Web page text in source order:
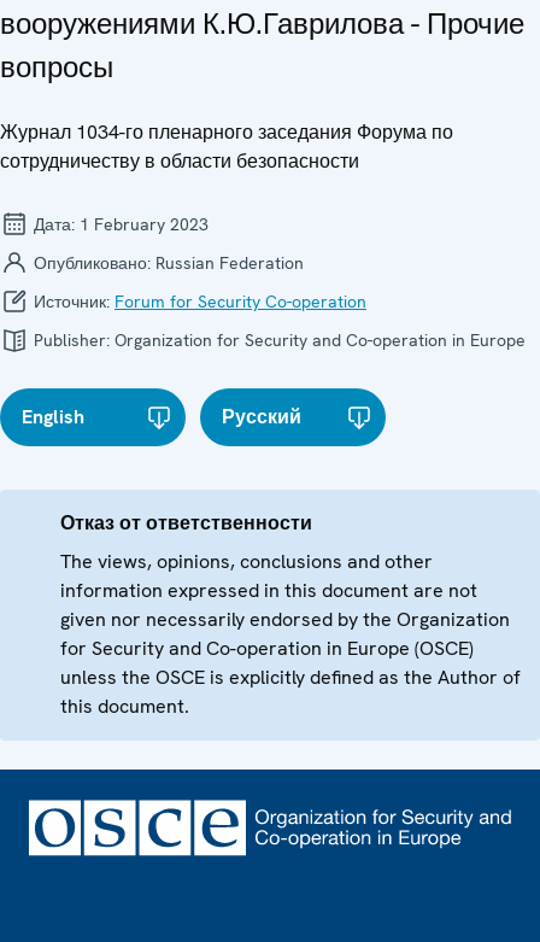
вооружениями К.Ю.Гаврилова - Прочие
вопросы
Журнал 1034-го пленарного заседания Форума по
сотрудничеству в области безопасности
Дата: 1 February 2023
Опубликовано: Russian Federation
Источник: Forum for Security Co-operation
Publisher: Organization for Security and Co-operation in Europe
English Русский
Отказ от ответственности
The views, opinions, conclusions and other
information expressed in this document are not
given nor necessarily endorsed by the Organization
for Security and Co-operation in Europe (OSCE)
unless the OSCE is explicitly defined as the Author of
this document.